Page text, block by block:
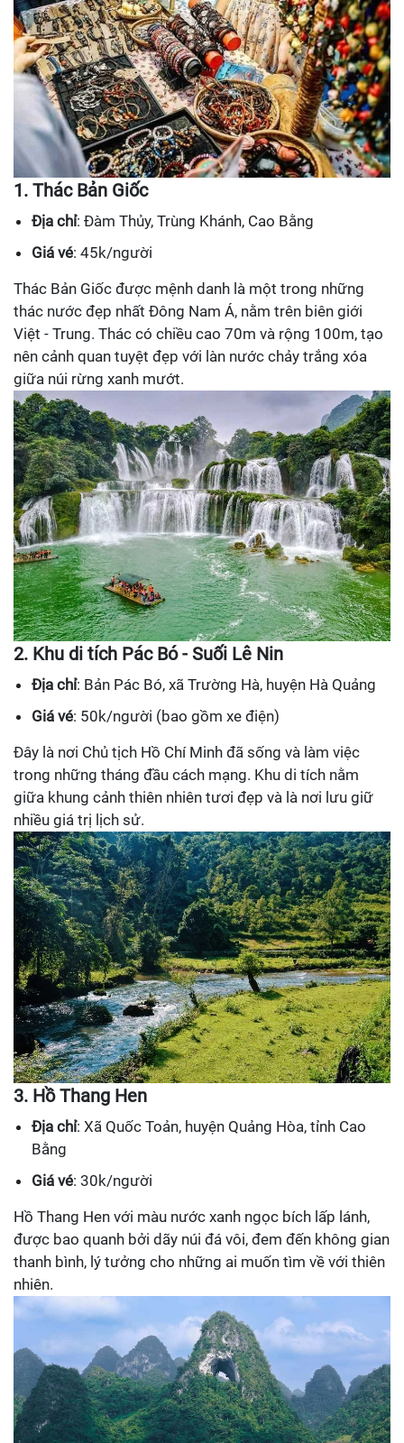
1. Thác Bản Giốc
Địa chỉ: Đàm Thủy, Trùng Khánh, Cao Bằng
Giá vé: 45k/người
Thác Bản Giốc được mệnh danh là một trong những
thác nước đẹp nhất Đông Nam Á, nằm trên biên giới
Việt - Trung. Thác có chiều cao 70m và rộng 100m, tạo
nên cảnh quan tuyệt đẹp với làn nước chảy trắng xóa
giữa núi rừng xanh mướt.
2. Khu di tích Pác Bó - Suối Lê Nin
Địa chỉ: Bản Pác Bó, xã Trường Hà, huyện Hà Quảng
Giá vé: 50k/người (bao gồm xe điện)
Đây là nơi Chủ tịch Hồ Chí Minh đã sống và làm việc
trong những tháng đầu cách mạng. Khu di tích nằm
giữa khung cảnh thiên nhiên tươi đẹp và là nơi lưu giữ
nhiều giá trị lịch sử.
3. Hồ Thang Hen
Địa chỉ: Xã Quốc Toản, huyện Quảng Hòa, tỉnh Cao
Bằng
Giá vé: 30k/người
Hồ Thang Hen với màu nước xanh ngọc bích lấp lánh,
được bao quanh bởi dãy núi đá vôi, đem đến không gian
thanh bình, lý tưởng cho những ai muốn tìm về với thiên
nhiên.